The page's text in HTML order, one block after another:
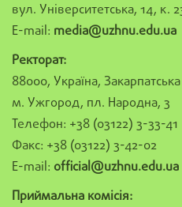
вул. Університетська, 14, к.
E-mail: media@uzhnu.edu.ua
Ректорат:
88000, Україна,
м. Ужгород, пл. Народна, 3
Телефон: +38 (03122) 3-33-41
Факс: +38 (03122) 3-42-02
E-mail: official@uzhnu.edu.ua
Приймальна комісія: